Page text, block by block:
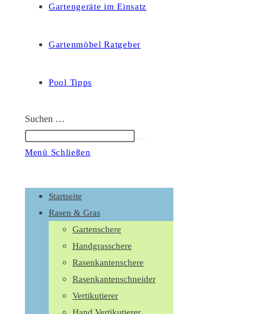
Gartengeräte im Einsatz
Gartenmöbel Ratgeber
Pool Tipps
Suchen …
Menü Schließen
ButtonStartseite
Rasen & Gras
Gartenschere
Handgrasschere
Rasenkantenschere
Rasenkantenschneider
Vertikutierer